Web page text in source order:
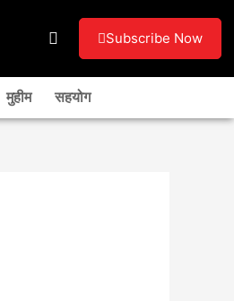
Subscribe Now
मुहीम सहयोग